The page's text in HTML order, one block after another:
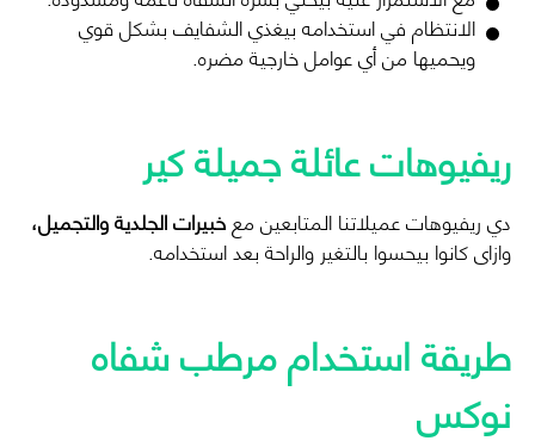
الانتظام في استخدامه بيغذي الشفايف بشكل قوي
ويحميها من أي عوامل خارجية مضره.
ريفيوهات عائلة جميلة كير
دي ريفيوهات عميلاتنا المتابعين معخبيرات الجلدية والتجميل،
وازاى كانوا بيحسوا بالتغير والراحة بعد استخدامه.
طريقة استخدام مرطب شفاه
نوكس